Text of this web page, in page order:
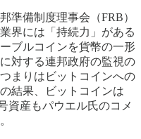
準備制度理事会（FRB）
界には「持続力」がある
ブルコインを貨幣の一形
対する連邦政府の監視の
まりはビットコインへの
結果、ビットコインは
資産もパウエル氏のコメ